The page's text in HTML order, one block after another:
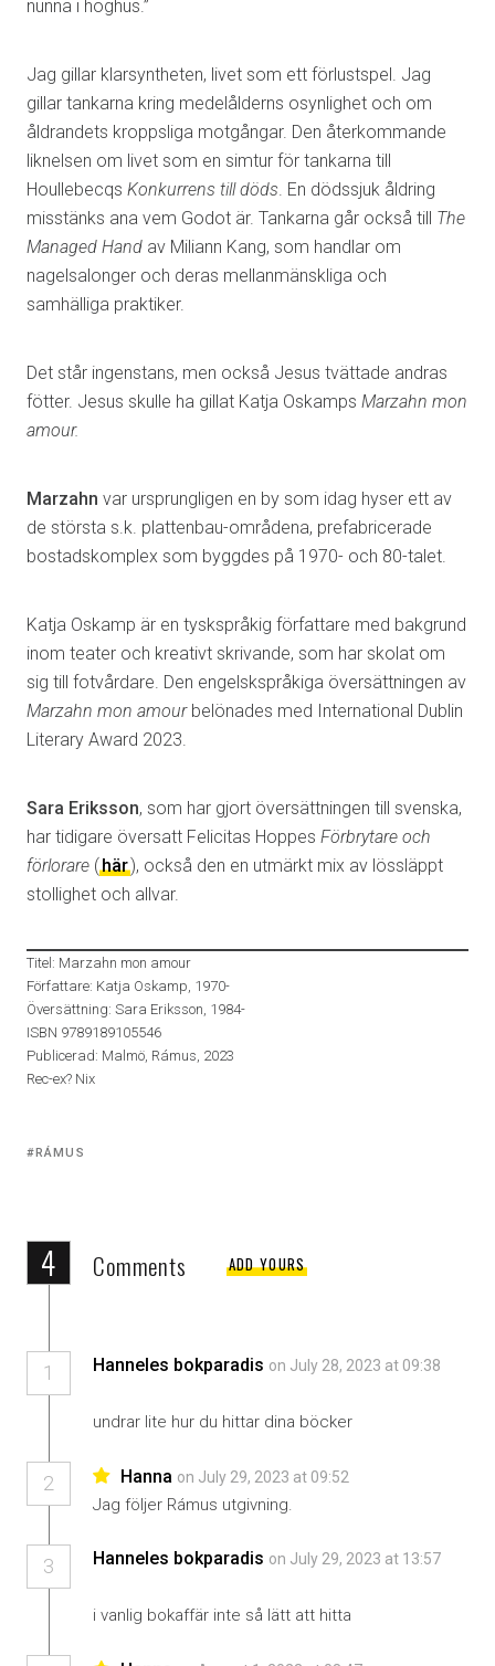
nunna i höghus.”
Jag gillar klarsyntheten, livet som ett förlustspel. Jag
gillar tankarna kring medelålderns osynlighet och om
åldrandets kroppsliga motgångar. Den återkommande
liknelsen om livet som en simtur för tankarna till
Houllebecqs Konkurrens till döds. En dödssjuk åldring
misstänks ana vem Godot är. Tankarna går också till The
Managed Hand av Miliann Kang, som handlar om
nagelsalonger och deras mellanmänskliga och
samhälliga praktiker.
Det står ingenstans, men också Jesus tvättade andras
fötter. Jesus skulle ha gillat Katja Oskamps Marzahn mon
amour.
Marzahn var ursprungligen en by som idag hyser ett av
de största s.k. plattenbau-områdena, prefabricerade
bostadskomplex som byggdes på 1970- och 80-talet.
Katja Oskamp är en tyskspråkig författare med bakgrund
inom teater och kreativt skrivande, som har skolat om
sig till fotvårdare. Den engelskspråkiga översättningen av
Marzahn mon amourbelönades med International Dublin
Literary Award 2023.
Sara Eriksson, som har gjort översättningen till svenska,
har tidigare översatt Felicitas Hoppes Förbrytare och
förlorare (här), också den en utmärkt mix av lössläppt
stollighet och allvar.
Titel: Marzahn mon amour
Författare: Katja Oskamp, 1970-
Översättning: Sara Eriksson, 1984-
ISBN 9789189105546
Publicerad: Malmö, Rámus, 2023
Rec-ex? Nix
Tagged
RÁMUS
4 Comments ADD YOURS
1 Hanneles bokparadis on July 28, 2023 at 09:38
undrar lite hur du hittar dina böcker
2 Hanna on July 29, 2023 at 09:52
Jag följer Rámus utgivning.
3 Hanneles bokparadis on July 29, 2023 at 13:57
i vanlig bokaffär inte så lätt att hitta